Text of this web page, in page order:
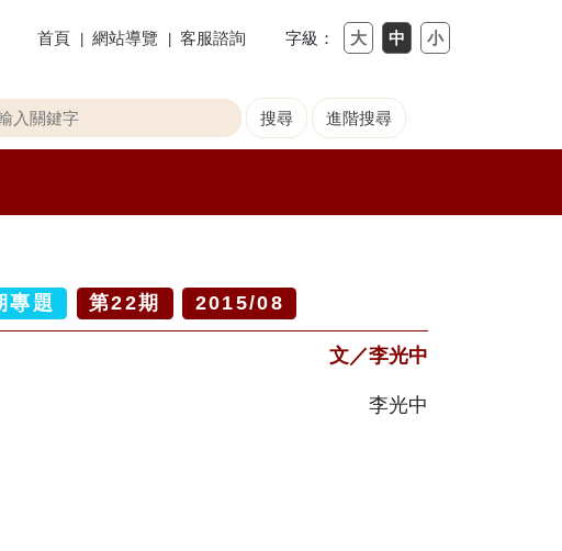
首頁
網站導覽 客服諮詢 字級：
專題 第22期 2015/08
文／李光中
李光中